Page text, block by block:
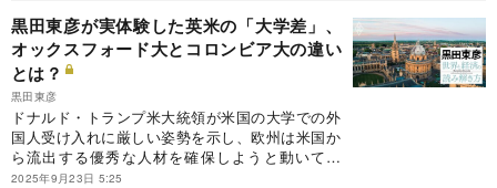
独立性を獲得した理由とその教訓とは？
黒田東彦が実体験した英米の「大学差」、
オックスフォード大とコロンビア大の違い
とは？
黒田東彦
ドナルド・トランプ米大統領が米国の大学での外
国人受け入れに厳しい姿勢を示し、欧州は米国か
ら流出する優秀な人材を確保しようと動いてい
る。前日本銀行総裁の黒田東彦氏が執筆する連載
2025年9月23日 5:25